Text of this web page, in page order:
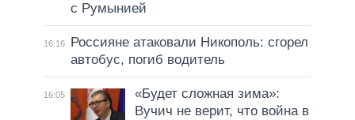
с Румынией
16:16
Россияне атаковали Никополь: сгорел
автобус, погиб водитель
16:05
«Будет сложная зима»:
Вучич не верит, что война в